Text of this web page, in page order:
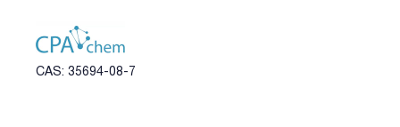
CAS: 35694-08-7